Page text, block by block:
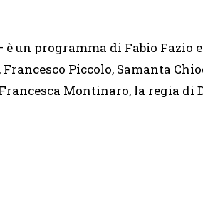
un programma di Fabio Fazio
Piccolo, Samanta
Montinaro, la regia di